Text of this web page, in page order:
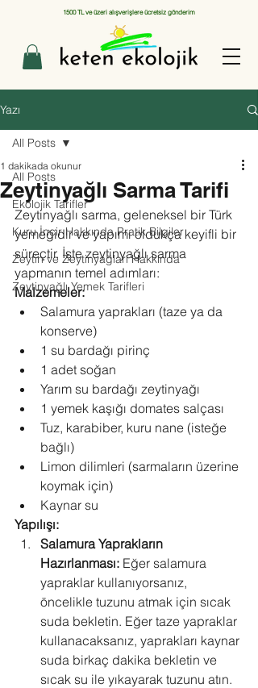
1500 TL ve üzeri alışverişlere ücretsiz gönderim
Yazı
All Posts
Ekolojik Tarifler
Kuru İncir Hakkında Pratik Bilgiler
Zeytin ve Zeytinyağları Hakkında
Zeytinyağlı Yemek Tarifleri
All Posts
Zeytinyağlı Sarma Tarifi
1 dakikada okunur
Zeytinyağlı sarma, geleneksel bir Türk
yemeğidir ve yapımı oldukça keyifli bir
süreçtir. İşte zeytinyağlı sarma
yapmanın temel adımları:
Malzemeler:
Salamura yaprakları (taze ya da
konserve)
1 su bardağı pirinç
1 adet soğan
Yarım su bardağı zeytinyağı
1 yemek kaşığı domates salçası
Tuz, karabiber, kuru nane (isteğe
bağlı)
Limon dilimleri (sarmaların üzerine
koymak için)
Kaynar su
Yapılışı:
Salamura Yaprakların
Hazırlanması: Eğer salamura
yapraklar kullanıyorsanız,
öncelikle tuzunu atmak için sıcak
suda bekletin. Eğer taze yapraklar
kullanacaksanız, yaprakları kaynar
suda birkaç dakika bekletin ve
sıcak su ile yıkayarak tuzunu atın.